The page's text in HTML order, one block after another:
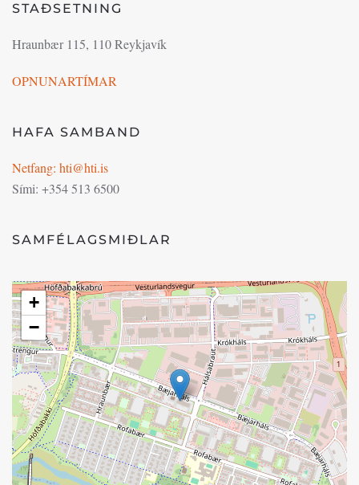
STAÐSETNING
Hraunbær 115, 110 Reykjavík
OPNUNARTÍMAR
HAFA SAMBAND
Netfang: hti@hti.is
Sími: +354 513 6500
SAMFÉLAGSMIÐLAR
+
−